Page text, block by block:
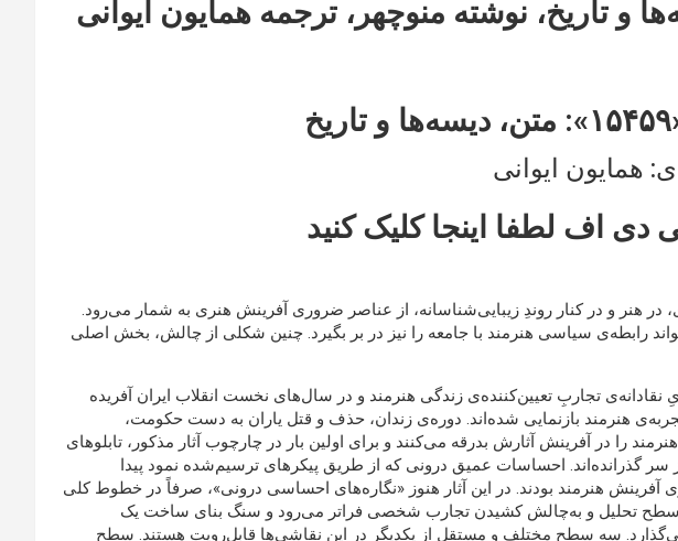
همایون ایوانی
دی اف لطفا اینجا کلیک کنید
هنر و در کنار روندِ زیبایی‌شناسانه، از عناصر ضروری آفرینش هنری به شمار می‌رود.
رابطه‌ی سیاسی هنرمند با جامعه را نیز در بر بگیرد. چنین شکلی از چالش، بخش اصلی
نقادانه‌ی تجاربِ تعیین‌کننده‌ی زندگی هنرمند و در سال‌های نخست انقلاب ایران آفریده
هنرمند بازنمایی شده‌اند. دوره‌ی زندان، حذف و قتل یاران به دست حکومت،
را در آفرینش آثارش بدرقه می‌کنند و برای اولین بار در چارچوب آثار مذکور، تابلوهای
سر گذرانده‌اند. احساسات عمیق درونی که از طریق پیکرهای ترسیم‌شده نمود پیدا
هنرمند بودند. در این آثار هنوز «نگاره‌های احساسی درونی»، صرفاً در خطوط کلی
سطح تحلیل و به‌چالش کشیدن تجارب شخصی فراتر می‌رود و سنگ بنای ساخت یک
سه سطح مختلف و مستقل از یکدیگر در این نقاشی‌ها قابل‌رویت هستند. سطح